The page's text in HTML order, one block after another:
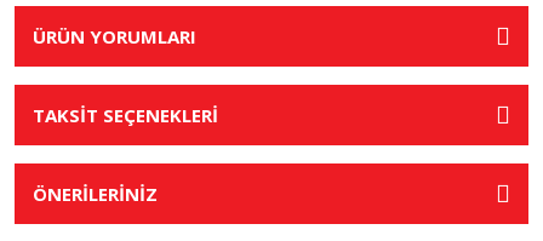
ÜRÜN YORUMLARI
TAKSİT SEÇENEKLERİ
ÖNERİLERİNİZ